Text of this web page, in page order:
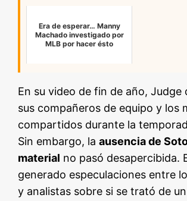
Era de esperar… Manny
Machado investigado por
MLB por hacer ésto
En su video de fin de año, Judge
sus compañeros de equipo y los
compartidos durante la
Sin embargo, laausencia de
material no pasó desapercibida.
generado especulaciones entre
y analistas sobre si se trató de